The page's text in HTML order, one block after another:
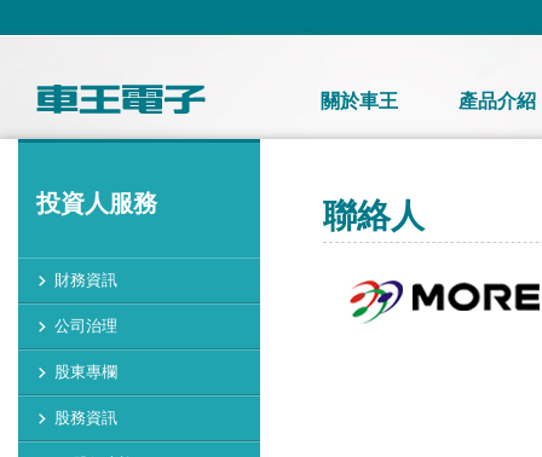
關於車王 產品介紹
投資人服務
財務資訊
公司治理
股東專欄
股務資訊
聯絡人